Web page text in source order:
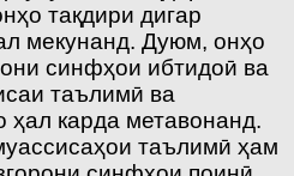
тақдири дигар
мекунанд. Дуюм, онҳо
синфҳои ибтидоӣ ва
таълимӣ ва
ҳал карда метавонанд.
таълимӣ ҳам